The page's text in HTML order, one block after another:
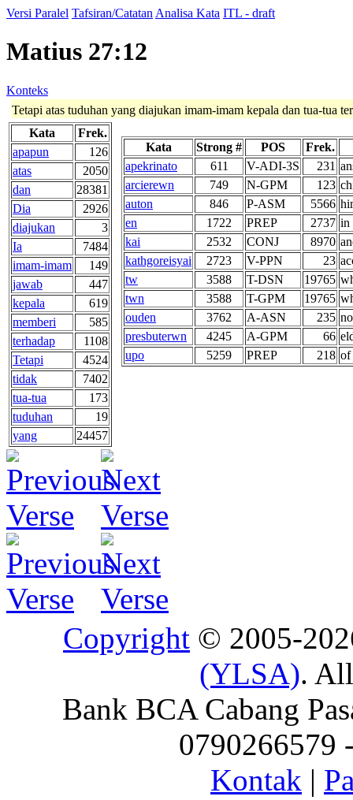
Versi Paralel Tafsiran/Catatan Analisa Kata ITL - draft
Matius 27:12
Konteks
Tetapi atas tuduhan yang diajukan imam-imam kepala dan tua-tua
Kata
Frek.
apapun
126
atas
2050
dan
28381
Dia
2926
diajukan
3
Ia
7484
imam-imam
149
jawab
447
kepala
619
memberi
585
terhadap
1108
Tetapi
4524
tidak
7402
tua-tua
173
tuduhan
19
yang
24457
Kata Strong # POS
Frek.
apekrinato
611 V-ADI-3S 231
arcierewn
749 N-GPM 123
auton
846 P-ASM 5566
en
1722 PREP 2737 in
kai
2532 CONJ 8970
kathgoreisyai
2723 V-PPN 23
tw
3588 T-DSN 19765
twn
3588 T-GPM 19765
ouden
3762 A-ASN 235
presbuterwn
4245 A-GPM 66
upo
5259 PREP 218 of
Copyright © 2005-
(YLSA).
Bank BCA Cabang
0790266579
Kontak |